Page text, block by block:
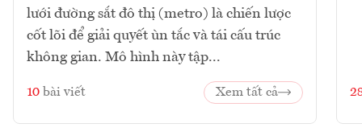
lưới đường sắt đô thị (metro) là chiến lược
cốt lõi để giải quyết ùn tắc và tái cấu trúc
không gian. Mô hình này tập...
10 bài viết Xem tất cả